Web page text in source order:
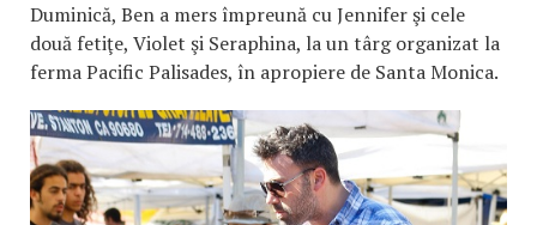
Duminică, Ben a mers împreună cu Jennifer şi cele
două fetiţe, Violet şi Seraphina, la un târg organizat la
ferma Pacific Palisades, în apropiere de Santa Monica.